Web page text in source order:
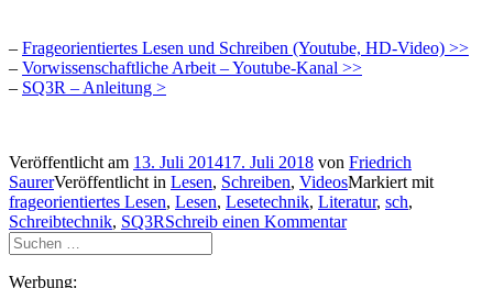
– Frageorientiertes Lesen und Schreiben (Youtube, HD-Video) >>
– Vorwissenschaftliche Arbeit – Youtube-Kanal >>
– SQ3R – Anleitung >
Veröffentlicht am 13. Juli 201417. Juli 2018 von Friedrich
SaurerVeröffentlicht in Lesen, Schreiben, VideosMarkiert mit
frageorientiertes Lesen, Lesen, Lesetechnik, Literatur, sch,
Schreibtechnik, SQ3RSchreib einen Kommentar
Suchen
nach:
Werbung: